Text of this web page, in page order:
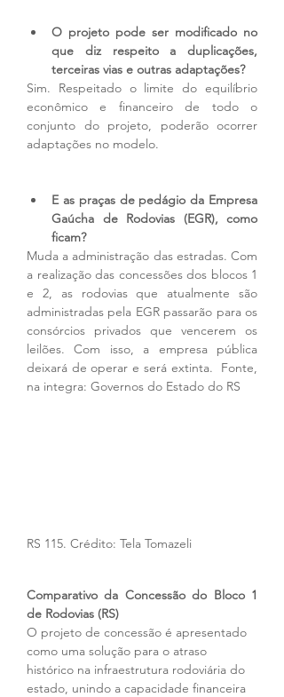
O projeto pode ser modificado no
que diz respeito a duplicações,
terceiras vias e outras adaptações?
Sim. Respeitado o limite do equilíbrio
econômico e financeiro de todo o
conjunto do projeto, poderão ocorrer
adaptações no modelo.
E as praças de pedágio da Empresa
Gaúcha de Rodovias (EGR), como
ficam?
Muda a administração das estradas. Com
a realização das concessões dos blocos 1
e 2, as rodovias que atualmente são
administradas pela EGR passarão para os
consórcios privados que vencerem os
leilões. Com isso, a empresa pública
deixará de operar e será extinta.
Fonte,
na integra: Governos do Estado do RS
RS 115. Crédito: Tela Tomazeli
Comparativo da Concessão do Bloco 1
de Rodovias (RS)
O projeto de concessão é apresentado
como uma solução para o atraso
histórico na infraestrutura rodoviária do
estado, unindo a capacidade financeira